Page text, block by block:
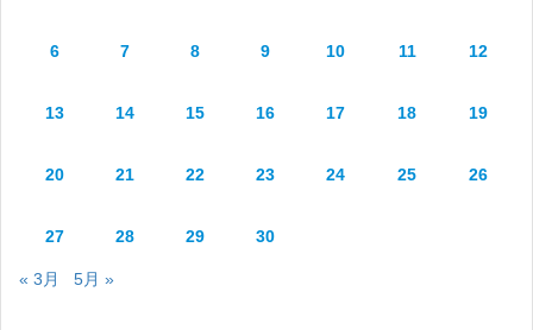
6 7 8 9 10 11 12
13 14 15 16 17 18 19
20 21 22 23 24 25 26
27 28 29 30
« 3月 5月 »